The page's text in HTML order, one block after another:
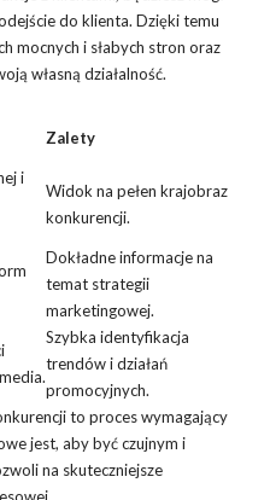
do klienta. Dzięki temu
mocnych i słabych stron oraz
własną działalność.
Zalety
i
Widok na pełen krajobraz
konkurencji.
Dokładne informacje na
temat strategii
marketingowej.
Szybka identyfikacja
trendów i działań
promocyjnych.
to proces wymagający
jest, aby być czujnym i
na skuteczniejsze